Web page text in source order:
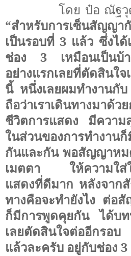
โดย ป๋อ ณัฐวุ
“สำหรับการเซ็นสัญญ
เป็นรอบที่3 แล้ว ซึ่งได้
ช่อง 3 เหมือนเป็นบ้
อย่างแรกเลยที่ตัดสินใ
นี้ หนึ่งเลยผมทำงานกั
ถือว่าเราเดินทางมาด้ว
ชีวิตการแสดง มีควา
ในส่วนของการทำงานก็
กันและกัน พอสัญญาห
เมตตา ให้ความใส่ใ
แสดงที่ดีมาก หลังจา
ทางคือจะทำยังไง ต่อ
ก็มีการพูดคุยกัน ได้บ
เลยตัดสินใจต่ออีกรอ
แล้วละครับ อยู่กับช่อง 3